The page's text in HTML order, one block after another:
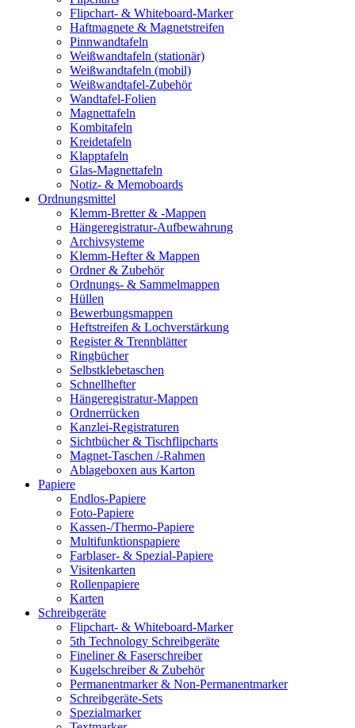
Flipchart- & Whiteboard-Marker
Haftmagnete & Magnetstreifen
Pinnwandtafeln
Weißwandtafeln (stationär)
Weißwandtafeln (mobil)
Weißwandtafel-Zubehör
Wandtafel-Folien
Magnettafeln
Kombitafeln
Kreidetafeln
Klapptafeln
Glas-Magnettafeln
Notiz- & Memoboards
Ordnungsmittel
Klemm-Bretter & -Mappen
Hängeregistratur-Aufbewahrung
Archivsysteme
Klemm-Hefter & Mappen
Ordner & Zubehör
Ordnungs- & Sammelmappen
Hüllen
Bewerbungsmappen
Heftstreifen & Lochverstärkung
Register & Trennblätter
Ringbücher
Selbstklebetaschen
Schnellhefter
Hängeregistratur-Mappen
Ordnerrücken
Kanzlei-Registraturen
Sichtbücher & Tischflipcharts
Magnet-Taschen /-Rahmen
Ablageboxen aus Karton
Papiere
Endlos-Papiere
Foto-Papiere
Kassen-/Thermo-Papiere
Multifunktionspapiere
Farblaser- & Spezial-Papiere
Visitenkarten
Rollenpapiere
Karten
Schreibgeräte
Flipchart- & Whiteboard-Marker
5th Technology Schreibgeräte
Fineliner & Faserschreiber
Kugelschreiber & Zubehör
Permanentmarker & Non-Permanentmarker
Schreibgeräte-Sets
Spezialmarker